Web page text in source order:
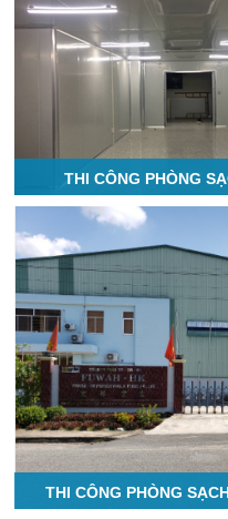
THI CÔNG PHÒNG
THI CÔNG PHÒNG